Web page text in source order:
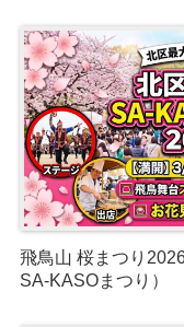
飛鳥山 桜まつり
SA-KASOまつり）